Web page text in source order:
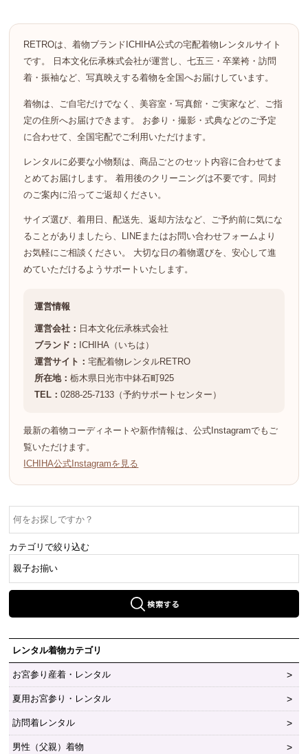
RETROは、着物ブランドICHIHA公式の宅配着物レンタルサイト
です。 日本文化伝承株式会社が運営し、七五三・卒業袴・訪問
着・振袖など、写真映えする着物を全国へお届けしています。
着物は、ご自宅だけでなく、美容室・写真館・ご実家など、ご指
定の住所へお届けできます。 お参り・撮影・式典などのご予定
に合わせて、全国宅配でご利用いただけます。
レンタルに必要な小物類は、商品ごとのセット内容に合わせてま
とめてお届けします。 着用後のクリーニングは不要です。同封
のご案内に沿ってご返却ください。
サイズ選び、着用日、配送先、返却方法など、ご予約前に気にな
ることがありましたら、LINEまたはお問い合わせフォームより
お気軽にご相談ください。 大切な日の着物選びを、安心して進
めていただけるようサポートいたします。
運営情報
運営会社： 日本文化伝承株式会社
ブランド： ICHIHA（いちは）
運営サイト：宅配着物レンタルRETRO
所在地：栃木県日光市中鉢石町925
TEL：0288-25-7133（予約サポートセンター）
最新の着物コーディネートや新作情報は、公式Instagramでもご
覧いただけます。
ICHIHA公式Instagramを見る
カテゴリで絞り込む
レンタル着物カテゴリ
お宮参り産着・レンタル
夏用お宮参り・レンタル
訪問着レンタル
男性（父親）着物